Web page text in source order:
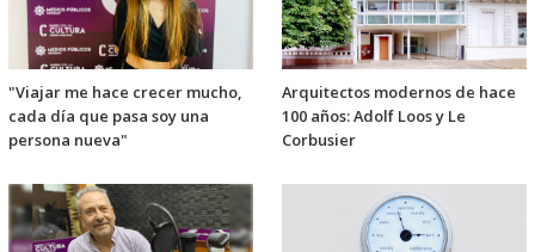
"Viajar me hace crecer mucho,
cada día que pasa soy una
persona nueva"
Arquitectos modernos de hace
100 años: Adolf Loos y Le
Corbusier